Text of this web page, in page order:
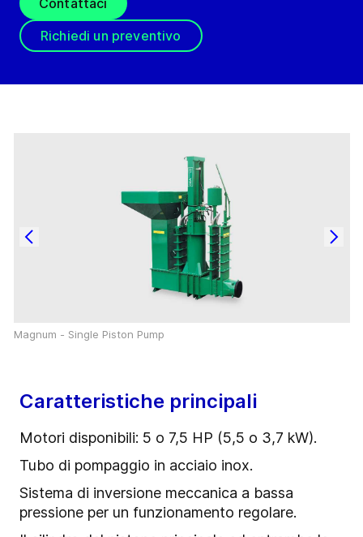
Contattaci
Richiedi un preventivo
Magnum - Single Piston Pump
Caratteristiche principali
Motori disponibili: 5 o 7,5 HP (5,5 o 3,7 kW).
Tubo di pompaggio in acciaio inox.
Sistema di inversione meccanica a bassa
pressione per un funzionamento regolare.